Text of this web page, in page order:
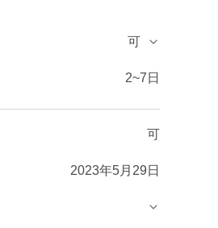
可
2~7日
可
2023年5月29日